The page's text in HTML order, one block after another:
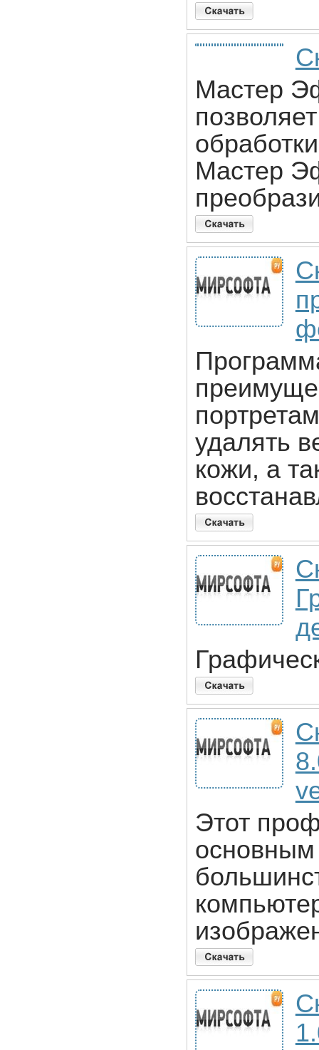
Мастер
Мастер
удалять
кожи, а
Этот